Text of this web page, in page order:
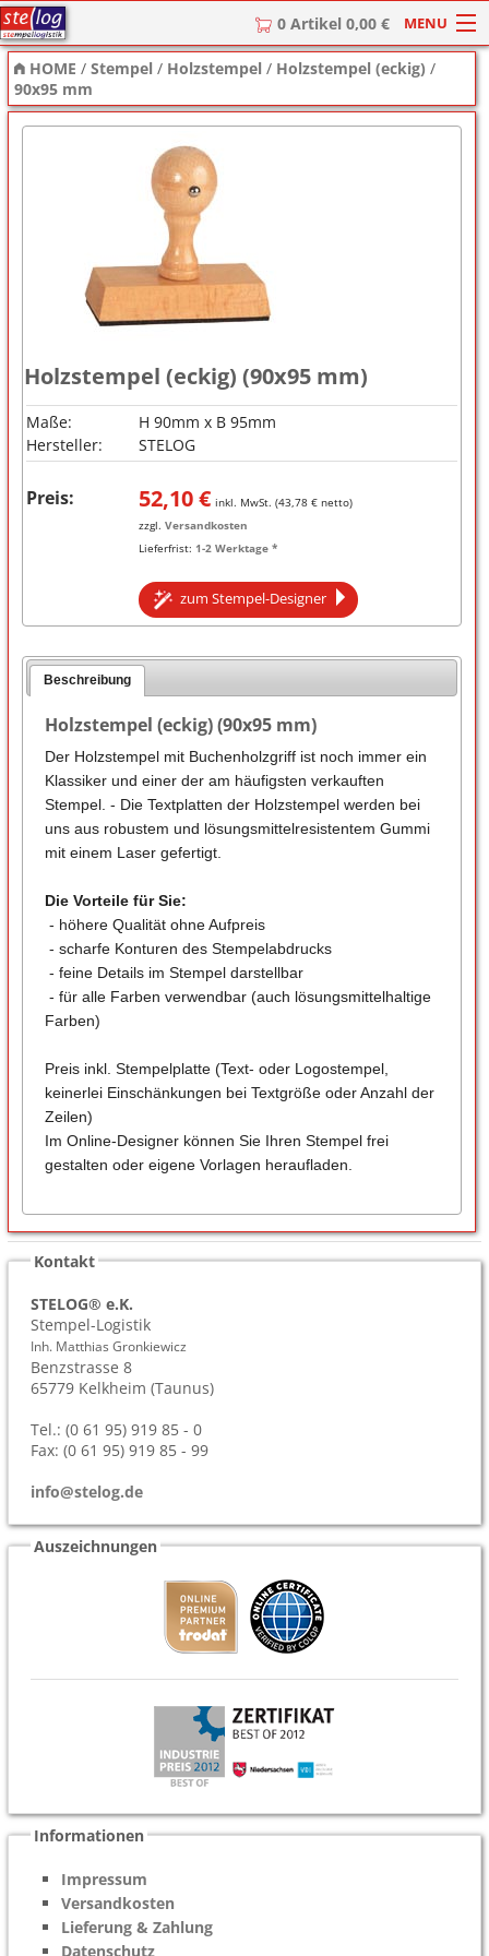
0 Artikel 0,00 € MENU
HOME
Stempel
Stempel-Textplatten
HOME /Stempel / Holzstempel / Holzstempel (eckig) /
90x95 mm
Holzstempel (eckig) (90x95 mm)
Maße:
H 90mm x B 95mm
Hersteller:
STELOG
Preis: 52,10€ inkl. MwSt. (43,78€ netto)
zzgl. Versandkosten
Lieferfrist: 1-2 Werktage *
zum Stempel-Designer
Beschreibung
Holzstempel (eckig) (90x95 mm)
Der Holzstempel mit Buchenholzgriff ist noch immer ein
Klassiker und einer der am häufigsten verkauften
Stempel. - Die Textplatten der Holzstempel werden bei
uns aus robustem und lösungsmittelresistentem Gummi
mit einem Laser gefertigt.
Die Vorteile für Sie:
- höhere Qualität ohne Aufpreis
- scharfe Konturen des Stempelabdrucks
- feine Details im Stempel darstellbar
- für alle Farben verwendbar (auch lösungsmittelhaltige
Farben)
Preis inkl. Stempelplatte (Text- oder Logostempel,
keinerlei Einschänkungen bei Textgröße oder Anzahl der
Zeilen)
Im Online-Designer können Sie Ihren Stempel frei
gestalten oder eigene Vorlagen heraufladen.
Kontakt
STELOG® e.K.
Stempel-Logistik
Inh. Matthias Gronkiewicz
Benzstrasse 8
65779 Kelkheim (Taunus)
Tel.: (0 61 95) 919 85 - 0
Fax: (0 61 95) 919 85 - 99
info@stelog.de
Auszeichnungen
Informationen
Impressum
Versandkosten
Lieferung & Zahlung
Datenschutz